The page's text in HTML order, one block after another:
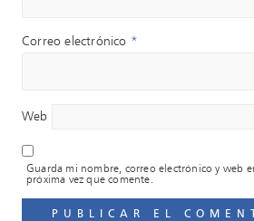
Correo electrónico *
Web
Guarda mi nombre, correo electrónico y web
próxima vez que comente.